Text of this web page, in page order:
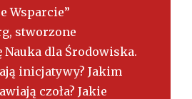
Wsparcie”
stworzone
Nauka dla Środowiska.
inicjatywy? Jakim
czoła? Jakie